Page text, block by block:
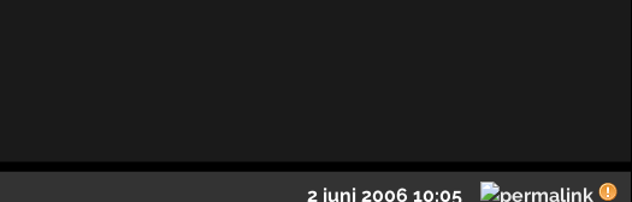
2 juni 2006 10:05